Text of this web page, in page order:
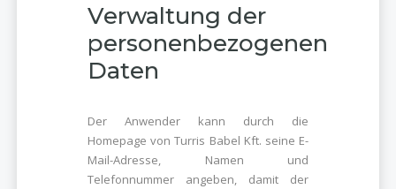
Verwaltung der
personenbezogenen
Daten
Der Anwender kann durch die
Homepage von Turris Babel Kft. seine E-
Mail-Adresse, Namen und
Telefonnummer angeben, damit der